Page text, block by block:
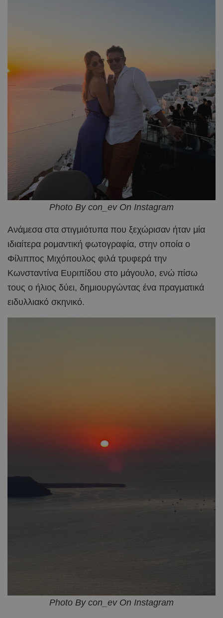
Photo By con_ev On Instagram
Ανάμεσα στα στιγμιότυπα που ξεχώρισαν ήταν μία
ιδιαίτερα ρομαντική φωτογραφία, στην οποία ο
Φίλιππος Μιχόπουλος φιλά τρυφερά την
Κωνσταντίνα Ευριπίδου στο μάγουλο, ενώ πίσω
τους ο ήλιος δύει, δημιουργώντας ένα πραγματικά
ειδυλλιακό σκηνικό.
Photo By con_ev On Instagram